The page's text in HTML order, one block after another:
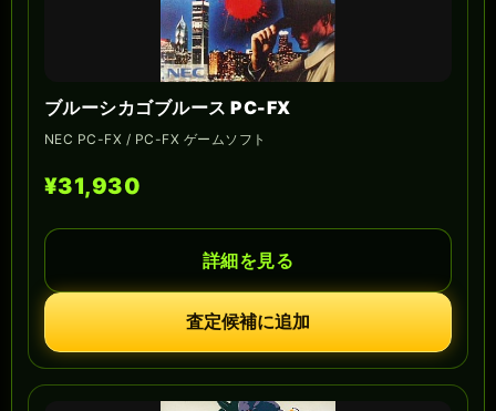
ブルーシカゴブルース PC-FX
NEC PC-FX / PC-FX ゲームソフト
¥31,930
詳細を見る
査定候補に追加